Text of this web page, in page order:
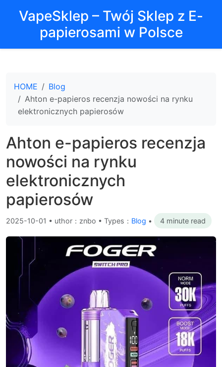
VapeSklep – Twój Sklep z E-
papierosami w Polsce
HOME
Blog
Ahton e-papieros recenzja nowości na rynku
elektronicznych papierosów
Ahton e-papieros recenzja
nowości na rynku
elektronicznych
papierosów
2025-10-01 • uthor：znbo • Types： Blog • 4 minute read